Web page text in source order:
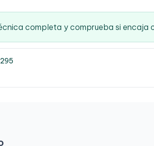
completa y comprueba si encaja